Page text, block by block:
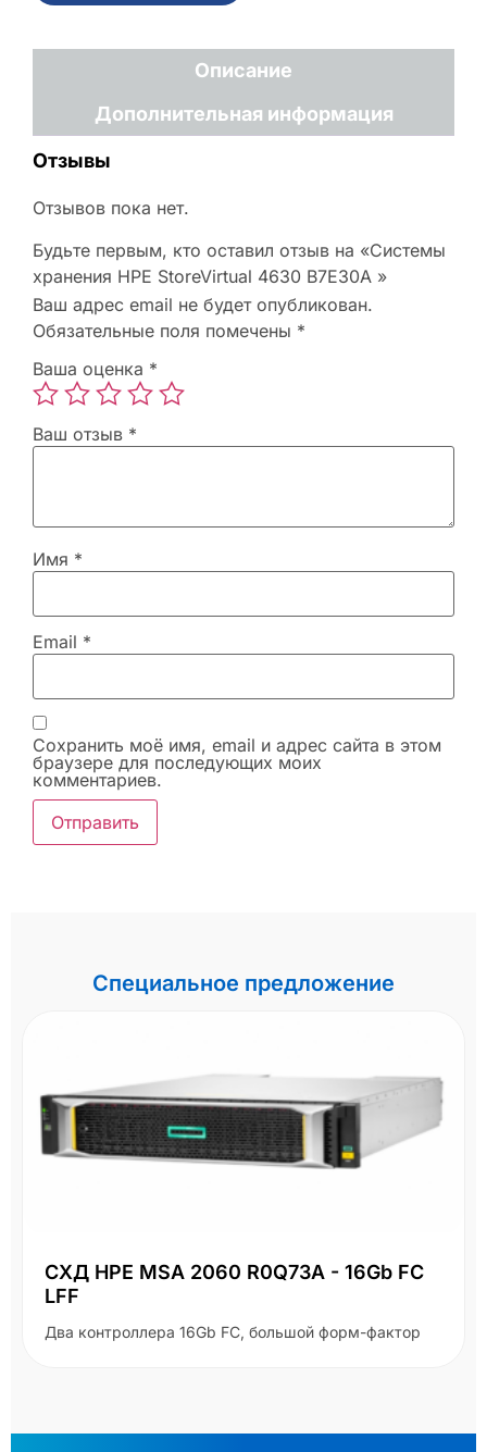
Описание
Дополнительная информация
Отзывы
Отзывов пока нет.
Будьте первым, кто оставил отзыв на «Системы
хранения HPE StoreVirtual 4630 B7E30A »
Ваш адрес email не будет опубликован.
Обязательные поля помечены *
Ваша оценка *
Ваш отзыв *
Имя *
Email *
Сохранить моё имя, email и адрес сайта в этом
браузере для последующих моих
комментариев.
Специальное предложение
СХД HPE MSA 2060 R0Q73A - 16Gb FC
LFF
Два контроллера 16Gb FC, большой форм-фактор